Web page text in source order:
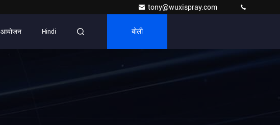
tony@wuxispray.com
आयोजन Hindi बोली